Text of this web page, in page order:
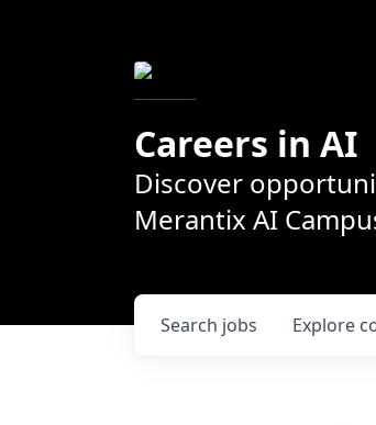
Careers in AI
Discover
Merantix AI
Search jobs Explore